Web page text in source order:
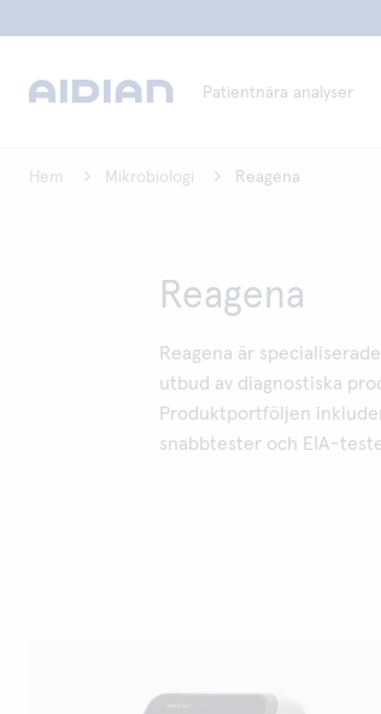
Patientnära analyser
Hem Mikrobiologi Reagena
Reagena
Reagena är
utbud av diagnostiska
Produktportföljen
snabbtester och EIA-